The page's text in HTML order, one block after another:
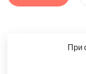
При